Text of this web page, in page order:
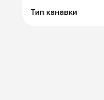
Тип канавки